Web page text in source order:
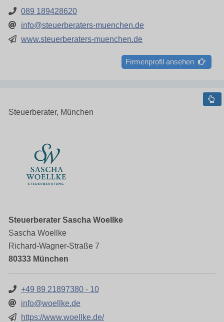
089 189428620
info@steuerberaters-muenchen.de
www.steuerberaters-muenchen.de
Firmenprofil ansehen
Steuerberater, München
Steuerberater Sascha Woellke
Sascha Woellke
Richard-Wagner-Straße 7
80333 München
+49 89 21897380 - 10
info@woellke.de
https://www.woellke.de/